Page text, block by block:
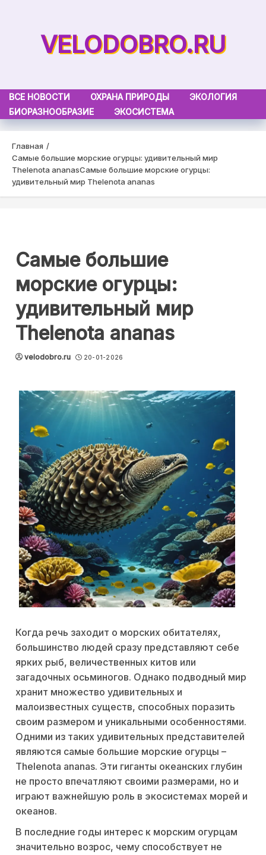
VELODOBRO.RU
ВСЕ НОВОСТИ ОХРАНА ПРИРОДЫ
ЭКОЛОГИЯ
БИОРАЗНООБРАЗИЕ
ЭКОСИСТЕМА
Главная
Самые большие морские огурцы: удивительный мир
Thelenota ananasСамые большие морские огурцы:
удивительный мир Thelenota ananas
Самые большие
морские огурцы:
удивительный мир
Thelenota ananas
velodobro.ru 20-01-2026
Когда речь заходит о морских обитателях,
большинство людей сразу представляют себе
ярких рыб, величественных китов или
загадочных осьминогов. Однако подводный мир
хранит множество удивительных и
малоизвестных существ, способных поразить
своим размером и уникальными особенностями.
Одними из таких удивительных представителей
являются самые большие морские огурцы –
Thelenota ananas. Эти гиганты океанских глубин
не просто впечатляют своими размерами, но и
играют важнейшую роль в экосистемах морей и
океанов.
В последние годы интерес к морским огурцам
значительно возрос, чему способствует не